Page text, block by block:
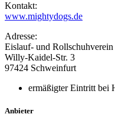
Kontakt:
www.mightydogs.de
Adresse:
Eislauf- und
Willy-Kaidel-Str. 3
97424 Schweinfurt
ermäßigter Eintritt bei
Anbieter